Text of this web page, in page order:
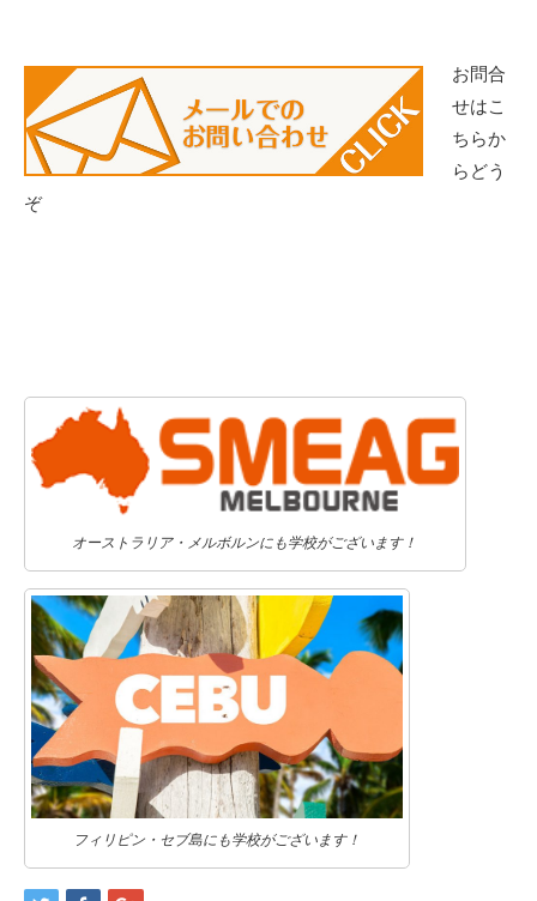
お問合
せはこ
ちらか
らどう
ぞ
オーストラリア・メルボルンにも学校がございます！
フィリピン・セブ島にも学校がございます！